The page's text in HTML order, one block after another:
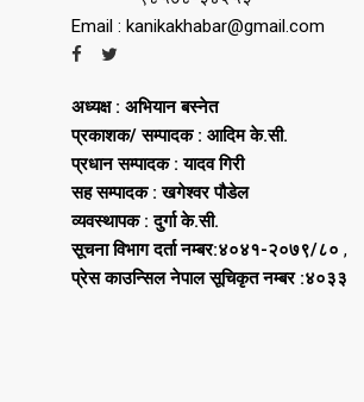
Email : kanikakhabar@gmail.com
अध्यक्ष : अभियान बस्नेत
प्रकाशक/ सम्पादक : आदिम के.सी.
प्रधान सम्पादक : यादव गिरी
सह सम्पादक : खगेश्वर पौडेल
व्यवस्थापक : दुर्गा के.सी.
सूचना विभाग दर्ता नम्बर:४०४१-२०७९/८० ,
प्रेस काउन्सिल नेपाल सूचिकृत नम्बर :४०३३